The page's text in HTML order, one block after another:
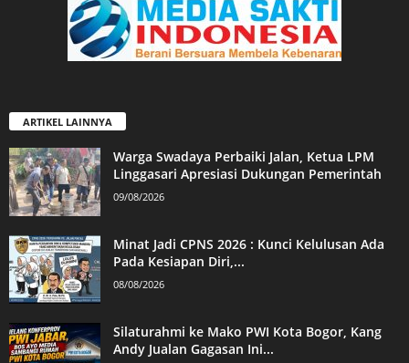
ARTIKEL LAINNYA
Warga Swadaya Perbaiki Jalan, Ketua LPM
Linggasari Apresiasi Dukungan Pemerintah
09/08/2026
Minat Jadi CPNS 2026 : Kunci Kelulusan Ada
Pada Kesiapan Diri,...
08/08/2026
Silaturahmi ke Mako PWI Kota Bogor, Kang
Andy Jualan Gagasan Ini...